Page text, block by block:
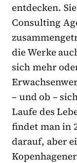
entdecken.
Consulting
die Werke
sich mehr
– und ob –
Laufe des
findet man in
darauf, aber